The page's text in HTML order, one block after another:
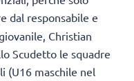
dal responsabile e
Christian
Scudetto le squadre
(U16 maschile nel